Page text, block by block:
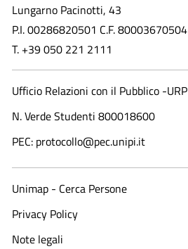
Lungarno Pacinotti, 43
P.I. 00286820501 C.F. 80003670504
T. +39 050 221 2111
Ufficio Relazioni con il Pubblico -URP
N. Verde Studenti 800018600​
PEC: protocollo@pec.unipi.it
Unimap - Cerca Persone
Privacy Policy
Note legali